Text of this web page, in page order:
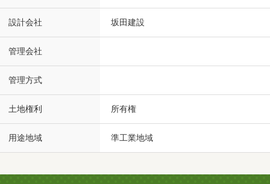
設計会社 坂田建設
管理会社
管理方式
土地権利 所有権
用途地域 準工業地域